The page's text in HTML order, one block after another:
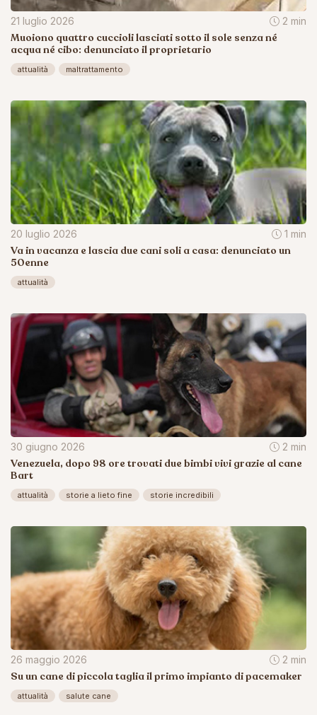
21 luglio 2026 2 min
Muoiono quattro cuccioli lasciati sotto il sole senza né
acqua né cibo: denunciato il proprietario
attualità maltrattamento
20 luglio 2026 1 min
Va in vacanza e lascia due cani soli a casa: denunciato un
50enne
attualità
30 giugno 2026 2 min
Venezuela, dopo 98 ore trovati due bimbi vivi grazie al cane
Bart
attualità storie a lieto fine storie incredibili
26 maggio 2026 2 min
Su un cane di piccola taglia il primo impianto di pacemaker
attualità salute cane